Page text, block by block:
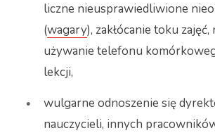
liczne nieusprawiedliwione
(wagary), zakłócanie toku
używanie telefonu
lekcji,
wulgarne odnoszenie się
nauczycieli, innych